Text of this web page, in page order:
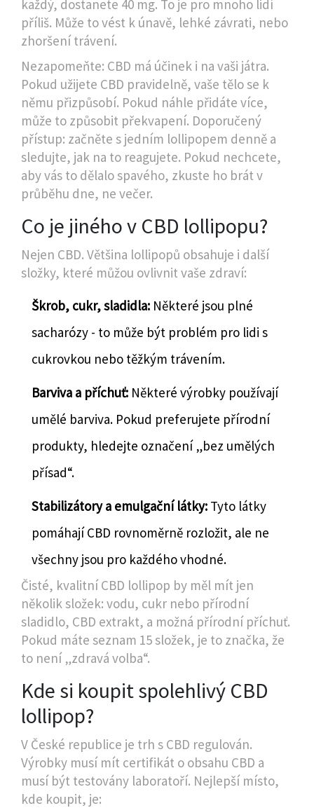
každý, dostanete 40 mg. To je pro mnoho lidí
příliš. Může to vést k únavě, lehké závrati, nebo
zhoršení trávení.
Nezapomeňte: CBD má účinek i na vaši játra.
Pokud užijete CBD pravidelně, vaše tělo se k
němu přizpůsobí. Pokud náhle přidáte více,
může to způsobit překvapení. Doporučený
přístup: začněte s jedním lollipopem denně a
sledujte, jak na to reagujete. Pokud nechcete,
aby vás to dělalo spavého, zkuste ho brát v
průběhu dne, ne večer.
Co je jiného v CBD lollipopu?
Nejen CBD. Většina lollipopů obsahuje i další
složky, které můžou ovlivnit vaše zdraví:
Škrob, cukr, sladidla: Některé jsou plné
sacharózy - to může být problém pro lidi s
cukrovkou nebo těžkým trávením.
Barviva a příchuť: Některé výrobky používají
umělé barviva. Pokud preferujete přírodní
produkty, hledejte označení „bez umělých
přísad“.
Stabilizátory a emulgační látky: Tyto látky
pomáhají CBD rovnoměrně rozložit, ale ne
všechny jsou pro každého vhodné.
Čisté, kvalitní CBD lollipop by měl mít jen
několik složek: vodu, cukr nebo přírodní
sladidlo, CBD extrakt, a možná přírodní příchuť.
Pokud máte seznam 15 složek, je to značka, že
to není „zdravá volba“.
Kde si koupit spolehlivý CBD
lollipop?
V České republice je trh s CBD regulován.
Výrobky musí mít certifikát o obsahu CBD a
musí být testovány laboratoří. Nejlepší místo,
kde koupit, je: